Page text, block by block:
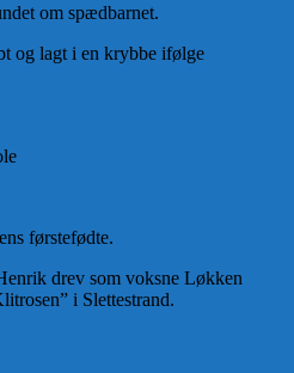
om spædbarnet.
og lagt i en krybbe ifølge
førstefødte.
drev som voksne Løkken
i Slettestrand.